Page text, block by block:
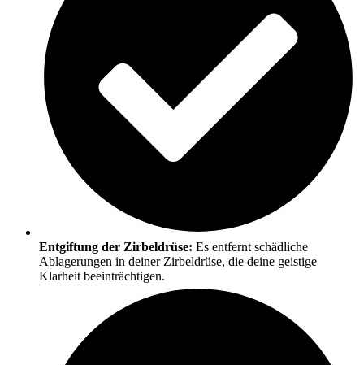
Entgiftung der Zirbeldrüse: Es entfernt schädliche
Ablagerungen in deiner Zirbeldrüse, die deine geistige
Klarheit beeinträchtigen.